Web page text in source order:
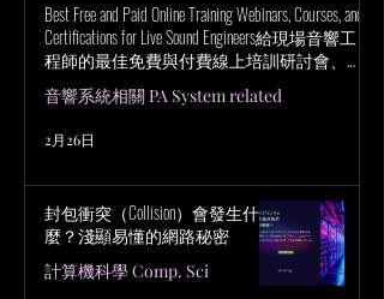
Best Free and Paid Online Training Webinars, Courses, and
Certifications for Live Sound Engineers給現場音響工
程師的最佳免費與付費線上培訓研討會、課
程與認證
音響系統相關 PA System related
2月26日
封包衝突（Collision）會發生什
麼？淺顯易懂的網路秘密
計算機科學 Comp. Sci